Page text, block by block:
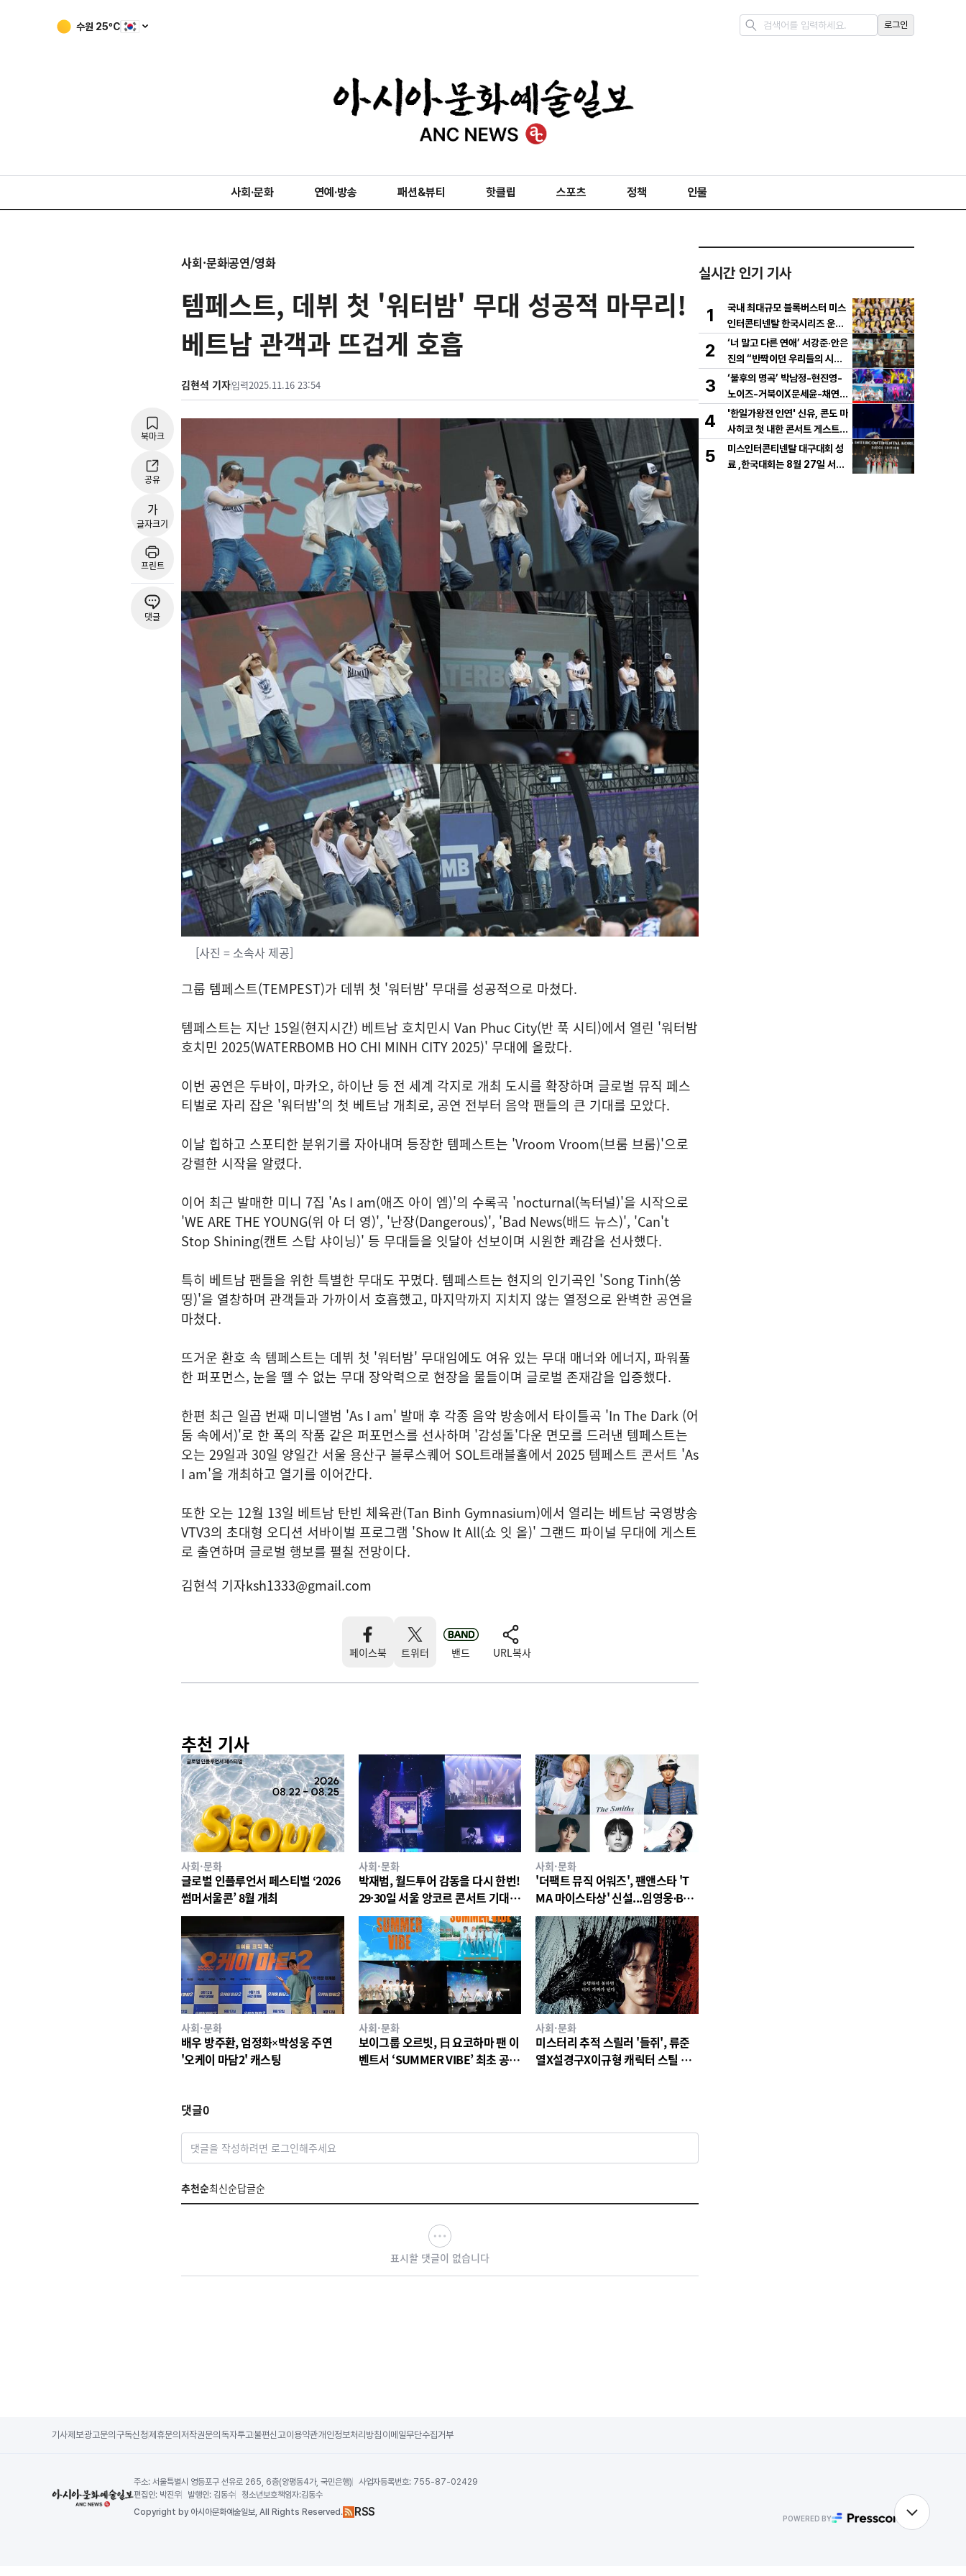
수원 25ºC 로그인
사회·문화 연예·방송 패션&뷰티 핫클립 스포츠 정책 인물
사회·문화공연/영화
템페스트, 데뷔 첫 '워터밤' 무대 성공적 마무리!
베트남 관객과 뜨겁게 호흡
김현석 기자입력2025.11.16 23:54
북마크
공유
가
글자크기
프린트
댓글
[사진 = 소속사 제공]
그룹 템페스트(TEMPEST)가 데뷔 첫 '워터밤' 무대를 성공적으로 마쳤다.
템페스트는 지난 15일(현지시간) 베트남 호치민시 Van Phuc City(반 푹 시티)에서 열린 '워터밤
호치민 2025(WATERBOMB HO CHI MINH CITY 2025)' 무대에 올랐다.
이번 공연은 두바이, 마카오, 하이난 등 전 세계 각지로 개최 도시를 확장하며 글로벌 뮤직 페스
티벌로 자리 잡은 '워터밤'의 첫 베트남 개최로, 공연 전부터 음악 팬들의 큰 기대를 모았다.
이날 힙하고 스포티한 분위기를 자아내며 등장한 템페스트는 'Vroom Vroom(브룸 브룸)'으로
강렬한 시작을 알렸다.
이어 최근 발매한 미니 7집 'As I am(애즈 아이 엠)'의 수록곡 'nocturnal(녹터널)'을 시작으로
'WE ARE THE YOUNG(위 아 더 영)', '난장(Dangerous)', 'Bad News(배드 뉴스)', 'Can't
Stop Shining(캔트 스탑 샤이닝)' 등 무대들을 잇달아 선보이며 시원한 쾌감을 선사했다.
특히 베트남 팬들을 위한 특별한 무대도 꾸몄다. 템페스트는 현지의 인기곡인 'Song Tinh(쏭
띵)'을 열창하며 관객들과 가까이서 호흡했고, 마지막까지 지치지 않는 열정으로 완벽한 공연을
마쳤다.
뜨거운 환호 속 템페스트는 데뷔 첫 '워터밤' 무대임에도 여유 있는 무대 매너와 에너지, 파워풀
한 퍼포먼스, 눈을 뗄 수 없는 무대 장악력으로 현장을 물들이며 글로벌 존재감을 입증했다.
한편 최근 일곱 번째 미니앨범 'As I am' 발매 후 각종 음악 방송에서 타이틀곡 'In The Dark (어
둠 속에서)'로 한 폭의 작품 같은 퍼포먼스를 선사하며 '감성돌'다운 면모를 드러낸 템페스트는
오는 29일과 30일 양일간 서울 용산구 블루스퀘어 SOL트래블홀에서 2025 템페스트 콘서트 'As
I am'을 개최하고 열기를 이어간다.
또한 오는 12월 13일 베트남 탄빈 체육관(Tan Binh Gymnasium)에서 열리는 베트남 국영방송
VTV3의 초대형 오디션 서바이벌 프로그램 'Show It All(쇼 잇 올)' 그랜드 파이널 무대에 게스트
로 출연하며 글로벌 행보를 펼칠 전망이다.
김현석 기자ksh1333@gmail.com
페이스북 트위터 밴드 URL복사
추천 기사
사회·문화
글로벌 인플루언서 페스티벌 ‘2026
썸머서울콘’ 8월 개최
사회·문화
박재범, 월드투어 감동을 다시 한번!
29·30일 서울 앙코르 콘서트 기대
포인트
사회·문화
'더팩트 뮤직 어워즈', 팬앤스타 'T
MA 마이스타상' 신설...임영웅∙BTS
진∙블랙핑크 제니 포함 남녀 아티스
트 상위 20인 결선 투표 진출!
사회·문화
배우 방주환, 엄정화×박성웅 주연
'오케이 마담2' 캐스팅
사회·문화
보이그룹 오르빗, 日 요코하마 팬 이
벤트서 ‘SUMMER VIBE’ 최초 공
사회·문화
미스터리 추적 스릴러 '들쥐', 류준
열X설경구X이규형 캐릭터 스틸 공
댓글0
댓글을 작성하려면 로그인해주세요
추천순최신순답글순
표시할 댓글이 없습니다
실시간 인기 기사
1
국내 최대규모 블록버스터 미스
인터콘티넨탈 한국시리즈 운용
개시!
2
‘너 말고 다른 연애’ 서강준·안은
진의 “반짝이던 우리들의 시간”
10년 사랑 서사 드러났다! 1차
설렘 티저 영상 공개!
3
‘불후의 명곡’ 박남정-현진영-
노이즈-거북이X문세윤-채연,
이번엔 댄스 배틀이다! X세대
댄스 레전드 총출동! 댄스 본능
깨운다!
4
'한일가왕전 인연' 신유, 콘도 마
사히코 첫 내한 콘서트 게스트
지원사격! 깜짝 듀엣 '감동'
5
미스인터콘티넨탈 대구대회 성
료 ,한국대회는 8월 27일 서울
기사제보광고문의 구독신청제휴문의 저작권문의 독자투고불편신고이용약관개인정보처리방침 이메일무단수집거부
주소: 서울특별시 영등포구 선유로 265, 6층(양평동4가, 국민은행) 사업자등록번호: 755-87-02429
편집인: 박진우 발행인: 김동수 청소년보호책임자:김동수
Copyright by 아시아문화예술일보, All Rights Reserved. RSS POWERED BY